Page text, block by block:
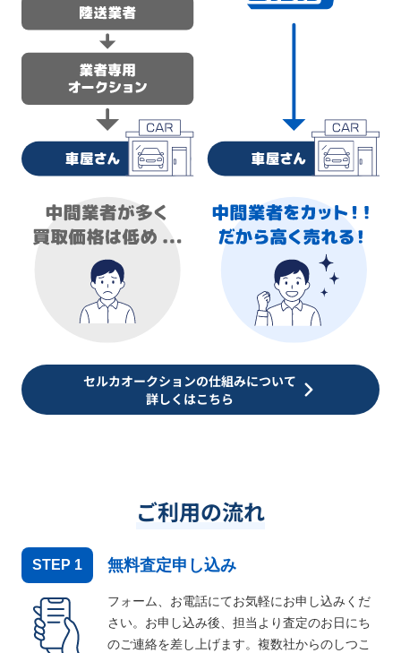
セルカオークションの仕組みについて
詳しくはこちら
ご利用の流れ
STEP 1 無料査定申し込み
フォーム、お電話にてお気軽にお申し込みくだ
さい。お申し込み後、担当より査定のお日にち
のご連絡を差し上げます。複数社からのしつこ